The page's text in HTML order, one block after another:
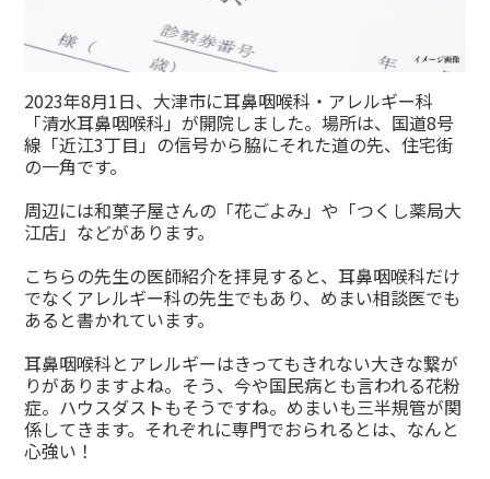
2023年8月1日、大津市に耳鼻咽喉科・アレルギー科
「清水耳鼻咽喉科」が開院しました。場所は、国道8号
線「近江3丁目」の信号から脇にそれた道の先、住宅街
の一角です。
周辺には和菓子屋さんの「花ごよみ」や「つくし薬局大
江店」などがあります。
こちらの先生の医師紹介を拝見すると、耳鼻咽喉科だけ
でなくアレルギー科の先生でもあり、めまい相談医でも
あると書かれています。
耳鼻咽喉科とアレルギーはきってもきれない大きな繋が
りがありますよね。そう、今や国民病とも言われる花粉
症。ハウスダストもそうですね。めまいも三半規管が関
係してきます。それぞれに専門でおられるとは、なんと
心強い！